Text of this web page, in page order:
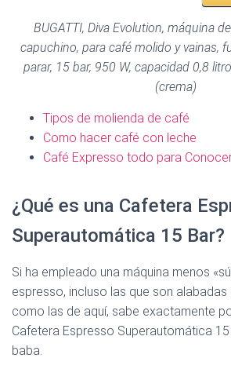
BUGATTI, Diva Evolution, máquina
capuchino, para café molido y vainas,
parar, 15 bar, 950 W, capacidad 0,8
(crema)
Tipos de molienda de café
Como hacer café con leche
Café Expresso todo para
¿Qué es una Cafetera
Superautomática 15 Bar?
Si ha empleado una máquina menos
espresso, incluso las que son
como las de aquí, sabe exactamente
Cafetera Espresso Superautomática
baba.